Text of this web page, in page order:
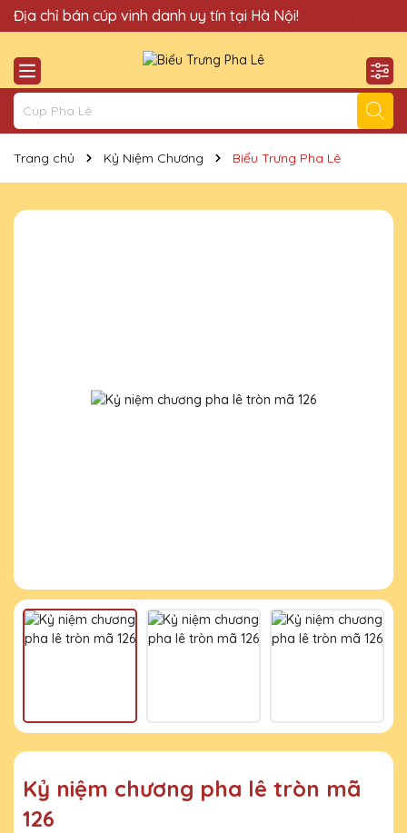
Quà Tặng Cúp Pha Lê Hà Nội QTG xin chào Quý Khách!
Địa chỉ bán cúp vinh danh uy tín tại Hà Nội!
Trang chủ Kỷ Niệm Chương Biểu Trưng Pha Lê
Kỷ niệm chương pha lê tròn mã
126